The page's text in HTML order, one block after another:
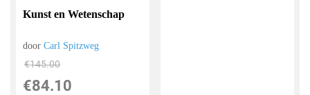
Kunst en Wetenschap
doorCarl Spitzweg
€145.00
€84.10